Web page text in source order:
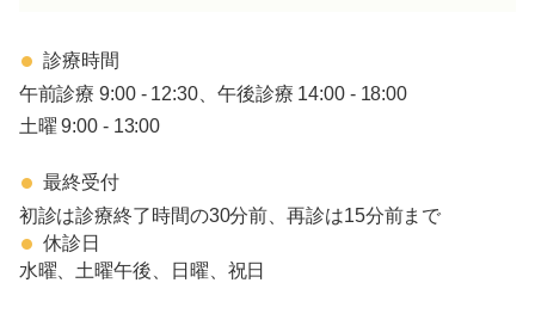
診療時間
午前診療 9:00 - 12:30、午後診療 14:00 - 18:00
土曜 9:00 - 13:00
最終受付
初診は診療終了時間の30分前、再診は15分前まで
休診日
水曜、土曜午後、日曜、祝日